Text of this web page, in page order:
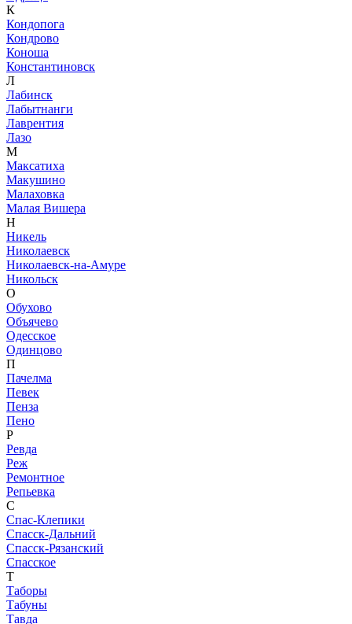
К
Кондопога
Кондрово
Коноша
Константиновск
Л
Лабинск
Лабытнанги
Лаврентия
Лазо
М
Максатиха
Макушино
Малаховка
Малая Вишера
Н
Никель
Николаевск
Николаевск-на-Амуре
Никольск
О
Обухово
Объячево
Одесское
Одинцово
П
Пачелма
Певек
Пенза
Пено
Р
Ревда
Реж
Ремонтное
Репьевка
С
Спас-Клепики
Спасск-Дальний
Спасск-Рязанский
Спасское
Т
Таборы
Табуны
Тавда